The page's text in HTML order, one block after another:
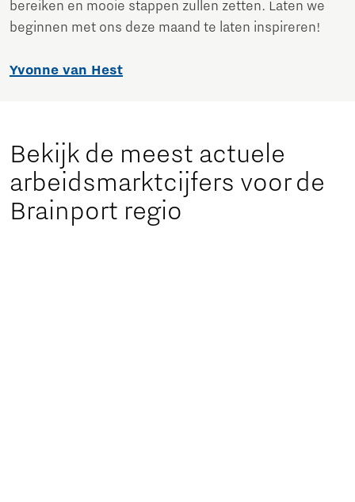
bereiken en mooie stappen zullen zetten. Laten we
beginnen met ons deze maand te laten inspireren!
Yvonne van Hest
Bekijk de meest actuele
arbeidsmarktcijfers voor de
Brainport regio